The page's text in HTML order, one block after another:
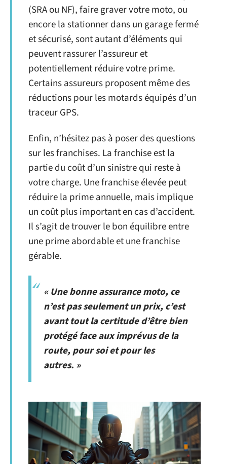
(SRA ou NF), faire graver votre moto, ou
encore la stationner dans un garage fermé
et sécurisé, sont autant d’éléments qui
peuvent rassurer l’assureur et
potentiellement réduire votre prime.
Certains assureurs proposent même des
réductions pour les motards équipés d’un
traceur GPS.
Enfin, n’hésitez pas à poser des questions
sur les franchises. La franchise est la
partie du coût d’un sinistre qui reste à
votre charge. Une franchise élevée peut
réduire la prime annuelle, mais implique
un coût plus important en cas d’accident.
Il s’agit de trouver le bon équilibre entre
une prime abordable et une franchise
gérable.
« Une bonne assurance moto, ce
n’est pas seulement un prix, c’est
avant tout la certitude d’être bien
protégé face aux imprévus de la
route, pour soi et pour les
autres. »